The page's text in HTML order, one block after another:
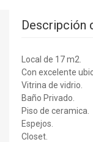
Descripción
Local de 17 m2.
Con excelente
Vitrina de vidrio.
Baño Privado.
Piso de ceramica.
Espejos.
Closet.